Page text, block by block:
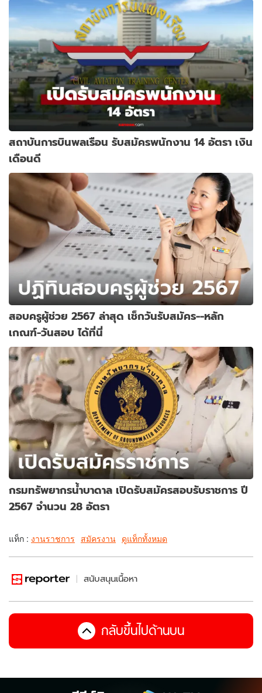
สถาบันการบินพลเรือน รับสมัครพนักงาน 14 อัตรา เงิน
เดือนดี
สอบครูผู้ช่วย 2567 ล่าสุด เช็กวันรับสมัคร--หลัก
เกณฑ์-วันสอบ ได้ที่นี่
กรมทรัพยากรน้ำบาดาล เปิดรับสมัครสอบรับราชการ ปี
2567 จำนวน 28 อัตรา
แท็ก : งานราชการ สมัครงาน ดูแท็กทั้งหมด
สนับสนุนเนื้อหา
กลับขึ้นไปด้านบน